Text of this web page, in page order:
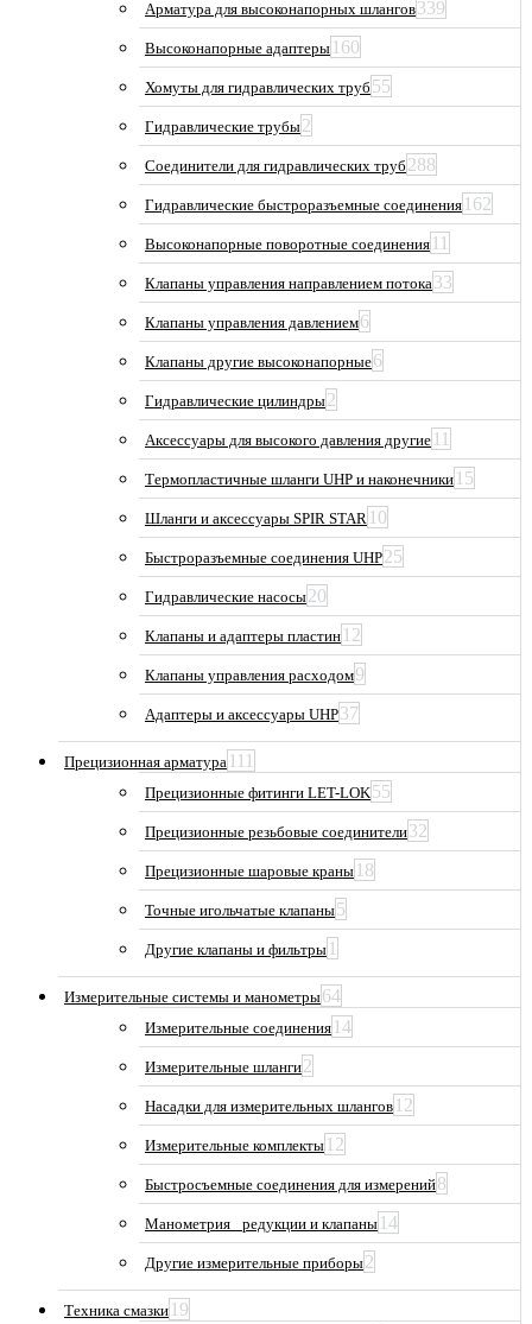
Арматура для высоконапорных шлангов339
Высоконапорные адаптеры 160
Хомуты для гидравлических труб 55
Гидравлические трубы2
Соединители для гидравлических труб 288
Гидравлические быстроразъемные соединения 162
Высоконапорные поворотные соединения 11
Клапаны управления направлением потока33
Клапаны управления давлением6
Клапаны другие высоконапорные6
Гидравлические цилиндры2
Аксессуары для высокого давления другие 11
Термопластичные шланги UHP и наконечники 15
Шланги и аксессуары SPIR STAR 10
Быстроразъемные соединения UHP25
Гидравлические насосы20
Клапаны и адаптеры пластин 12
Клапаны управления расходом9
Адаптеры и аксессуары UHP37
Прецизионная арматура 111
Прецизионные фитинги LET-LOK55
Прецизионные резьбовые соединители32
Прецизионные шаровые краны 18
Точные игольчатые клапаны5
Другие клапаны и фильтры 1
Измерительные системы и манометры64
Измерительные соединения 14
Измерительные шланги2
Насадки для измерительных шлангов 12
Измерительные комплекты 12
Быстросъемные соединения для измерений8
Манометрия_ редукции и клапаны 14
Другие измерительные приборы2
Техника смазки 19